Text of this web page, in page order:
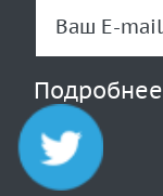
Подробнее